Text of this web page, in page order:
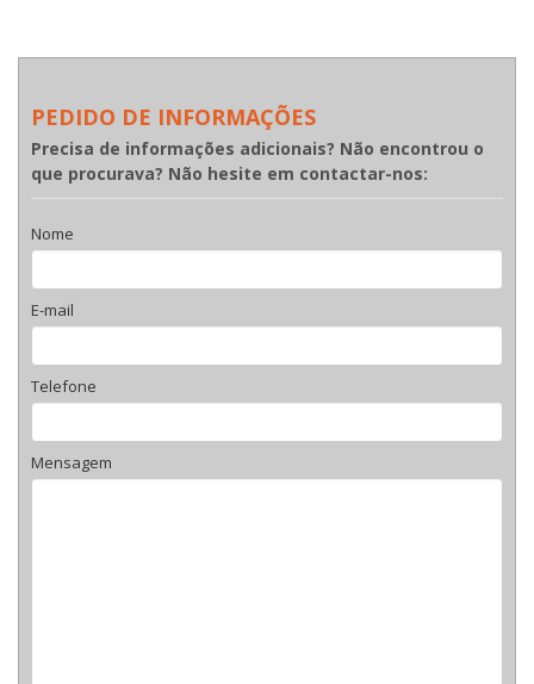
PEDIDO DE INFORMAÇÕES
Precisa de informações adicionais? Não encontrou o
que procurava? Não hesite em contactar-nos:
Nome
E-mail
Telefone
Mensagem